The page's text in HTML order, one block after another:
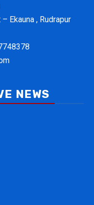
Ekauna , Rudrapur
NEWS